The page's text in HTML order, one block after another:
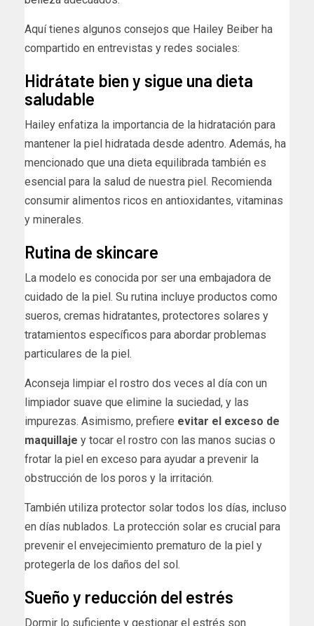
Aquí tienes algunos consejos que Hailey Beiber ha
compartido en entrevistas y redes sociales:
Hidrátate bien y sigue una dieta
saludable
Hailey enfatiza la importancia de la hidratación para
mantener la piel hidratada desde adentro. Además, ha
mencionado que una dieta equilibrada también es
esencial para la salud de nuestra piel. Recomienda
consumir alimentos ricos en antioxidantes, vitaminas
y minerales.
Rutina de skincare
La modelo es conocida por ser una embajadora de
cuidado de la piel. Su rutina incluye productos como
sueros, cremas hidratantes, protectores solares y
tratamientos específicos para abordar problemas
particulares de la piel.
Aconseja limpiar el rostro dos veces al día con un
limpiador suave que elimine la suciedad, y las
impurezas. Asimismo, prefiere evitar el exceso de
maquillaje y tocar el rostro con las manos sucias o
frotar la piel en exceso para ayudar a prevenir la
obstrucción de los poros y la irritación.
También utiliza protector solar todos los días, incluso
en días nublados. La protección solar es crucial para
prevenir el envejecimiento prematuro de la piel y
protegerla de los daños del sol.
Sueño y reducción del estrés
Dormir lo suficiente y gestionar el estrés son